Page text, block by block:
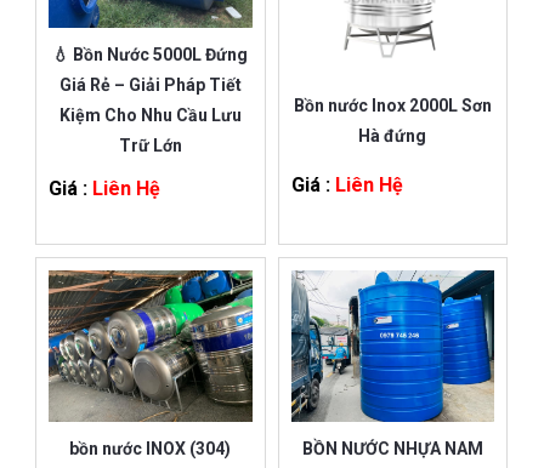
💧 Bồn Nước 5000L Đứng
Giá Rẻ – Giải Pháp Tiết
Kiệm Cho Nhu Cầu Lưu
Trữ Lớn
Giá : Liên Hệ
Bồn nước Inox 2000L Sơn
Hà đứng
Giá :Liên Hệ
bồn nước INOX (304)
BỒN NƯỚC NHỰA NAM